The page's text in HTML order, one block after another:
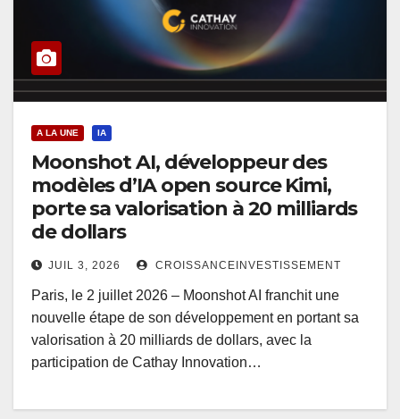
A LA UNE IA
Moonshot AI, développeur des
modèles d’IA open source Kimi,
porte sa valorisation à 20 milliards
de dollars
JUIL 3, 2026 CROISSANCEINVESTISSEMENT
Paris, le 2 juillet 2026 – Moonshot AI franchit une
nouvelle étape de son développement en portant sa
valorisation à 20 milliards de dollars, avec la
participation de Cathay Innovation…